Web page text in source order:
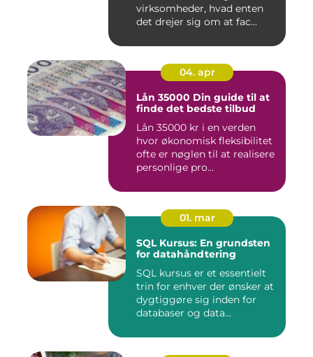
virksomheder, hvad enten
det drejer sig om at fac...
04. apr
Lån 35000 Din guide til at
finde det bedste tilbud
Lån 35000 kr i en verden
hvor økonomisk fleksibilitet
ofte er nøglen til at realisere
personlige pro...
01. mar
SQL Kursus: En grundsten
for datahåndtering
SQL kursus er et essentielt
trin for enhver der ønsker at
dygtiggøre sig inden for
databaser og data...